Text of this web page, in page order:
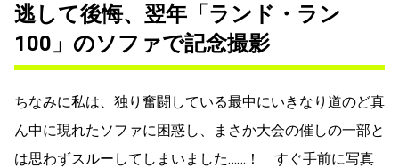
逃して後悔、翌年「ランド・ラン
100」のソファで記念撮影
ちなみに私は、独り奮闘している最中にいきなり道のど真
ん中に現れたソファに困惑し、まさか大会の催しの一部と
は思わずスルーしてしまいました……！ すぐ手前に写真